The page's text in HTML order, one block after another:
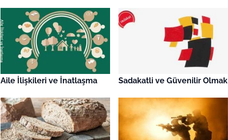
Aile İlişkileri ve İnatlaşma Sadakatli ve Güvenilir Olmak